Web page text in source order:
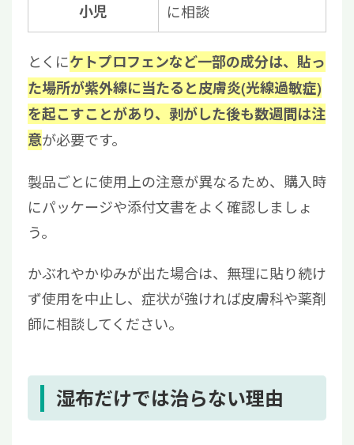
小児
に相談
とくにケトプロフェンなど一部の成分は、貼っ
た場所が紫外線に当たると皮膚炎(光線過敏症)
を起こすことがあり、剥がした後も数週間は注
意が必要です。
製品ごとに使用上の注意が異なるため、購入時
にパッケージや添付文書をよく確認しましょ
う。
かぶれやかゆみが出た場合は、無理に貼り続け
ず使用を中止し、症状が強ければ皮膚科や薬剤
師に相談してください。
湿布だけでは治らない理由